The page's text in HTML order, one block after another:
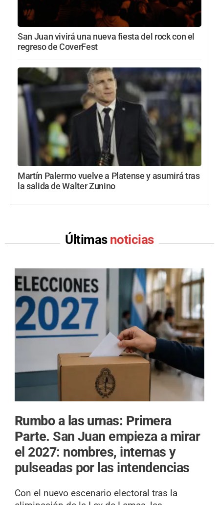
San Juan vivirá una nueva fiesta del rock con el
regreso de CoverFest
Martín Palermo vuelve a Platense y asumirá tras
la salida de Walter Zunino
Últimas noticias
Rumbo a las urnas: Primera
Parte. San Juan empieza a mirar
el 2027: nombres, internas y
pulseadas por las intendencias
Con el nuevo escenario electoral tras la